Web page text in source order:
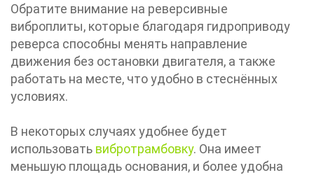
Обратите внимание на реверсивные
виброплиты, которые благодаря гидроприводу
реверса способны менять направление
движения без остановки двигателя, а также
работать на месте, что удобно в стеснённых
условиях.
В некоторых случаях удобнее будет
использовать вибротрамбовку. Она имеет
меньшую площадь основания, и более удобна